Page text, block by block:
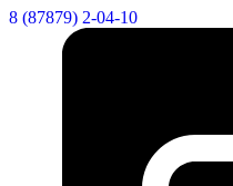
8 (87879) 2-04-10